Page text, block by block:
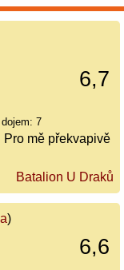
6,7
7
mě překvapivě
Batalion U Draků
)
6,6